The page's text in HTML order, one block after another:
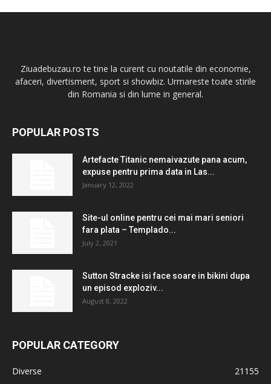
Ziuadebuzau.ro te tine la curent cu noutatile din economie,
afaceri, divertisment, sport si showbiz. Urmareste toate stirile
din Romania si din lume in general.
POPULAR POSTS
Artefacte Titanic nemaivazute pana acum,
expuse pentru prima data in Las...
January 12, 2022
Site-ul online pentru cei mai mari seniori
fara plata – Templado...
July 2, 2021
Sutton Stracke isi face soare in bikini dupa
un episod exploziv...
August 8, 2022
POPULAR CATEGORY
Diverse
21155